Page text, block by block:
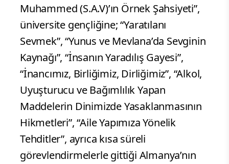
Muhammed (S.A.V)’ın Örnek Şahsiyeti”,
üniversite gençliğine; “Yaratılanı
Sevmek”, “Yunus ve Mevlana’da Sevginin
Kaynağı”, “İnsanın Yaradılış Gayesi”,
“İnancımız, Birliğimiz, Dirliğimiz”, “Alkol,
Uyuşturucu ve Bağımlılık Yapan
Maddelerin Dinimizde Yasaklanmasının
Hikmetleri”, “Aile Yapımıza Yönelik
Tehditler”, ayrıca kısa süreli
görevlendirmelerle gittiği Almanya’nın